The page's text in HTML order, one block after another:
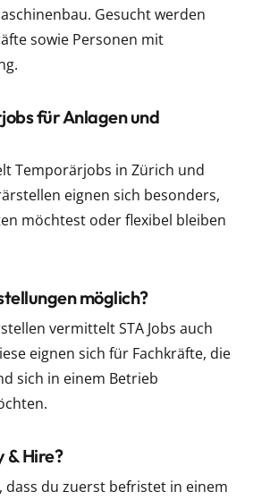
Gesucht werden
sowie Personen mit
für Anlagen und
Temporärjobs in Zürich und
eignen sich besonders,
möchtest oder flexibel bleiben
möglich?
vermittelt STA Jobs auch
eignen sich für Fachkräfte, die
sich in einem Betrieb
& Hire?
dass du zuerst befristet in einem